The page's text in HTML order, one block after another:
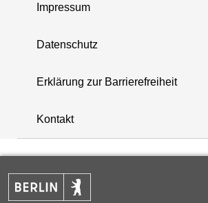
+
−
Impressum
Datenschutz
Erklärung zur Barrierefreiheit
Kontakt